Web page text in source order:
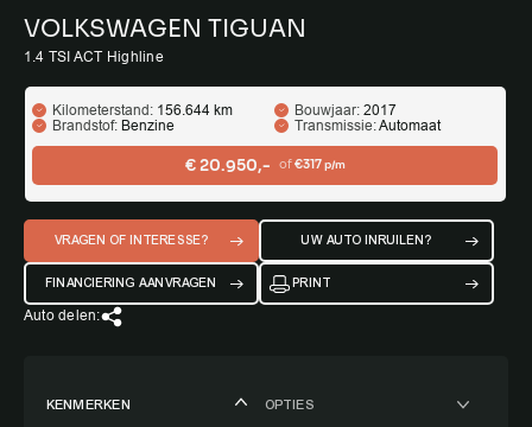
VOLKSWAGEN TIGUAN
1.4 TSI ACT Highline
Kilometerstand: 156.644 km Bouwjaar: 2017
Brandstof: Benzine Transmissie:Automaat
€ 20.950,- of€317p/m
VRAGEN OF INTERESSE? UW AUTO INRUILEN?
FINANCIERING AANVRAGEN PRINT
Auto delen:
KENMERKEN
OPTIES